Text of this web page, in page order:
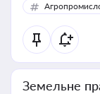
Земельне